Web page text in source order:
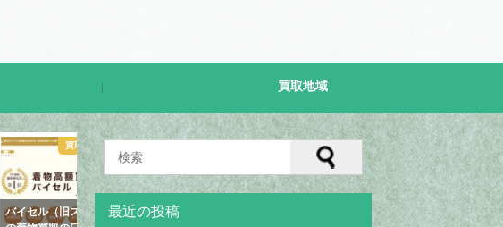
買取地域
買取専門店の口コミ評判
バイセル（旧スピード買取.jp）
買取地域 買取専門店の口
買取プレミアムの着物買取
最近の投稿